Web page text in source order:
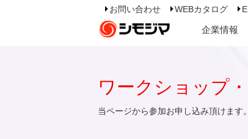
お問い合わせ WEBカタログ
企業情報
ワークショップ
当ページから参加お申し込み頂けます。